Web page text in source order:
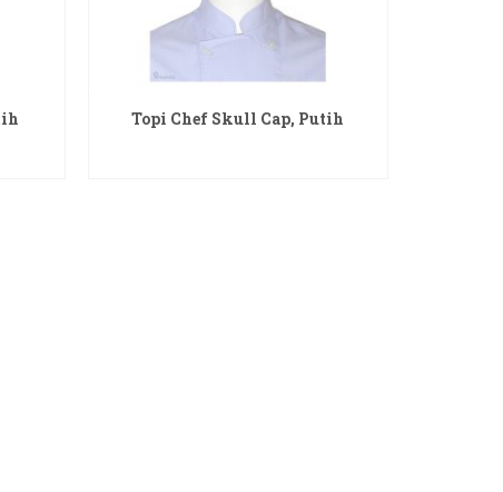
Topi Chef Skull Cap, Putih